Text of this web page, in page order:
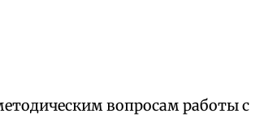
вопросам работы с